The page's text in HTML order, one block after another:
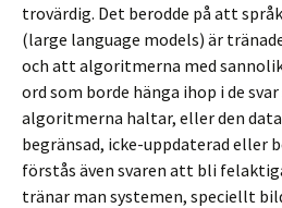
trovärdig. Det berodde på att
(large language models) är
och att algoritmerna med
ord som borde hänga ihop i de
algoritmerna haltar, eller den
begränsad, icke-uppdaterad eller
förstås även svaren att bli
tränar man systemen, speciellt